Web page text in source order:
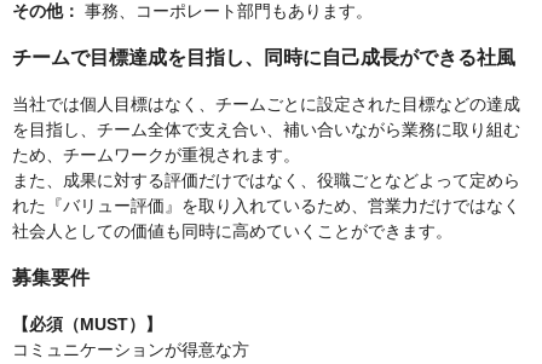
その他： 事務、コーポレート部門もあります。
チームで目標達成を目指し、同時に自己成長ができる社風
当社では個人目標はなく、チームごとに設定された目標などの達成
を目指し、チーム全体で支え合い、補い合いながら業務に取り組む
ため、チームワークが重視されます。
また、成果に対する評価だけではなく、役職ごとなどよって定めら
れた『バリュー評価』を取り入れているため、営業力だけではなく
社会人としての価値も同時に高めていくことができます。
募集要件
【必須（MUST）】
コミュニケーションが得意な方